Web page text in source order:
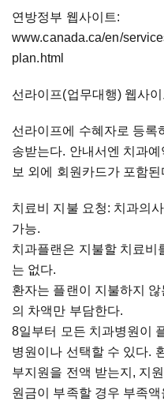
연방정부 웹사이트:
www.canada.ca/en/
plan.html
선라이프(업무대행) 웹사
선라이프에 수혜자로 등록
송받는다. 안내서엔 치과
보 외에 회원카드가 포함된
치료비 지불 요청: 치과의
가능.
치과플랜은 지불할 치료비
는 없다.
환자는 플랜이 지불하지
의 차액만 부담한다.
8일부터 모든 치과병원이
병원이나 선택할 수 있다.
부지원을 전액 받는지, 지
원금이 부족할 경우 부족